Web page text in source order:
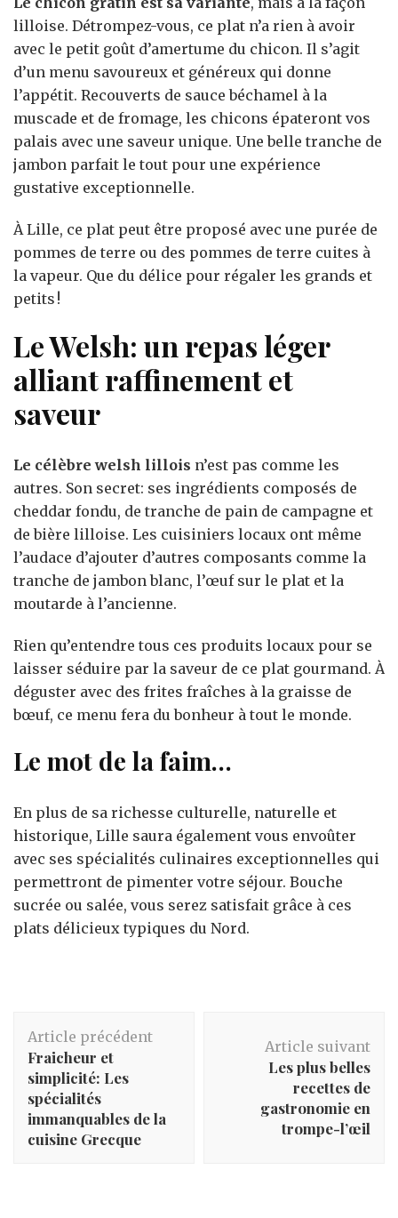
lilloise. Détrompez-vous, ce plat n’a rien à avoir
avec le petit goût d’amertume du chicon. Il s’agit
d’un menu savoureux et généreux qui donne
l’appétit. Recouverts de sauce béchamel à la
muscade et de fromage, les chicons épateront vos
palais avec une saveur unique. Une belle tranche de
jambon parfait le tout pour une expérience
gustative exceptionnelle.
À Lille, ce plat peut être proposé avec une purée de
pommes de terre ou des pommes de terre cuites à
la vapeur. Que du délice pour régaler les grands et
petits !
Le Welsh: un repas léger
alliant raffinement et
saveur
Le célèbre welsh lillois n’est pas comme les
autres. Son secret: ses ingrédients composés de
cheddar fondu, de tranche de pain de campagne et
de bière lilloise. Les cuisiniers locaux ont même
l’audace d’ajouter d’autres composants comme la
tranche de jambon blanc, l’œuf sur le plat et la
moutarde à l’ancienne.
Rien qu’entendre tous ces produits locaux pour se
laisser séduire par la saveur de ce plat gourmand. À
déguster avec des frites fraîches à la graisse de
bœuf, ce menu fera du bonheur à tout le monde.
Le mot de la faim…
En plus de sa richesse culturelle, naturelle et
historique, Lille saura également vous envoûter
avec ses spécialités culinaires exceptionnelles qui
permettront de pimenter votre séjour. Bouche
sucrée ou salée, vous serez satisfait grâce à ces
plats délicieux typiques du Nord.
d'article
Article précédent
Fraicheur et
simplicité: Les
spécialités
immanquables de la
cuisine Grecque
Article suivant
Les plus belles
recettes de
gastronomie en
trompe-l’œil